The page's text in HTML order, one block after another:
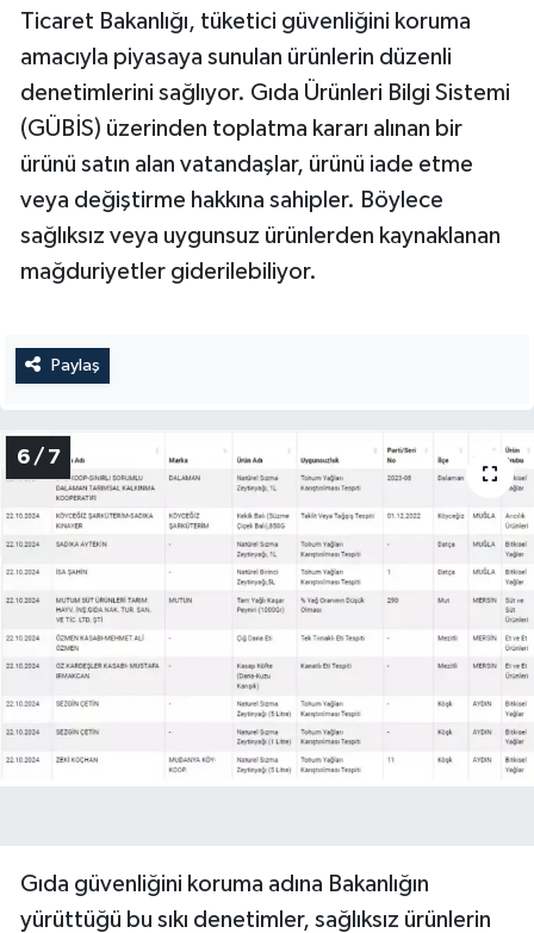
Ticaret Bakanlığı, tüketici güvenliğini koruma
amacıyla piyasaya sunulan ürünlerin düzenli
denetimlerini sağlıyor. Gıda Ürünleri Bilgi Sistemi
(GÜBİS) üzerinden toplatma kararı alınan bir
ürünü satın alan vatandaşlar, ürünü iade etme
veya değiştirme hakkına sahipler. Böylece
sağlıksız veya uygunsuz ürünlerden kaynaklanan
mağduriyetler giderilebiliyor.
Paylaş
6 / 7
Gıda güvenliğini koruma adına Bakanlığın
yürüttüğü bu sıkı denetimler, sağlıksız ürünlerin